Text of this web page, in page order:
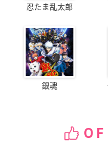
忍たま乱太郎
銀魂